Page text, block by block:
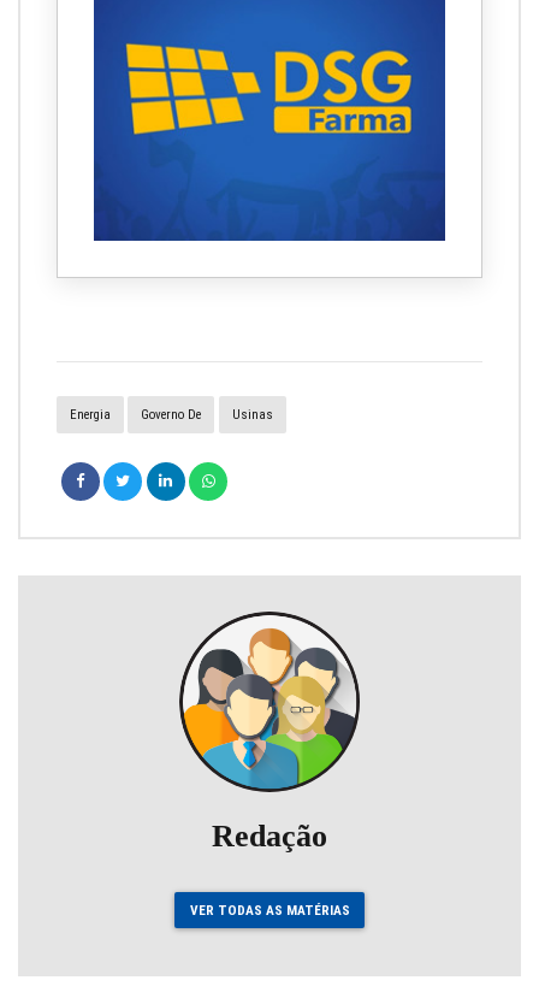
Energia Governo De Usinas
Redação
VER TODAS AS MATÉRIAS